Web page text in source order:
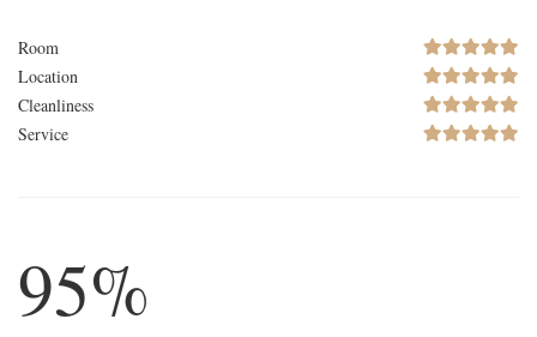
Room
Location
Cleanliness
Service
95%